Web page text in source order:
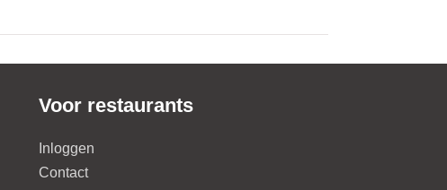
Voor restaurants
Inloggen
Contact